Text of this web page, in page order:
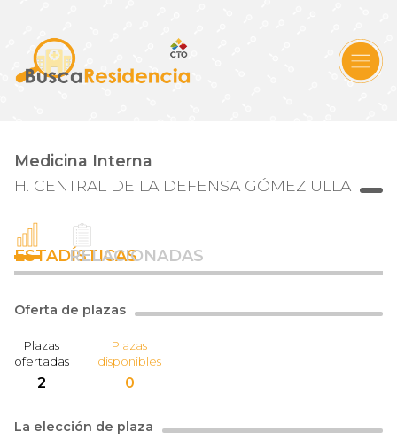
Medicina Interna
H. CENTRAL DE LA DEFENSA GÓMEZ ULLA
ESTADÍSTICAS
RELACIONADAS
Oferta de plazas
Plazas
ofertadas
2
Plazas
disponibles
0
La elección de plaza